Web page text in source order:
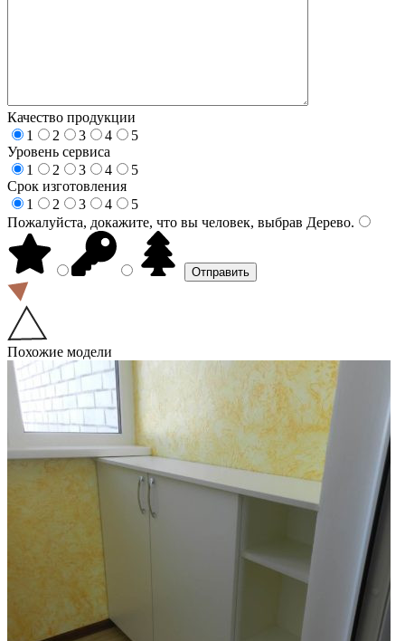
Качество продукции
1
2 3 4
5
Уровень сервиса
1
2 3 4
5
Срок изготовления
1
2 3 4
5
Пожалуйста, докажите, что вы человек, выбрав Дерево.
Похожие модели